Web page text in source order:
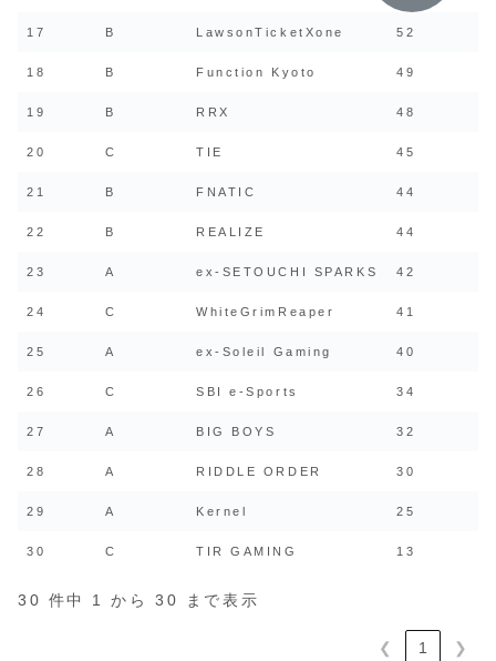
17 B LawsonTicketXone 52
18 B Function Kyoto 49
19 B RRX 48
20 C TIE 45
21 B FNATIC 44
22 B REALIZE 44
23 A ex-SETOUCHI SPARKS 42
24 C WhiteGrimReaper 41
25 A ex-Soleil Gaming 40
26 C SBI e-Sports 34
27 A BIG BOYS 32
28 A RIDDLE ORDER 30
29 A Kernel 25
30 C TIR GAMING 13
30 件中 1 から 30 まで表示
❮ 1 ❯